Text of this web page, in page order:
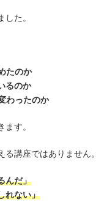
した。
たのか
るのか
わったのか
ます。
る講座ではありません。
んだ」
れない」